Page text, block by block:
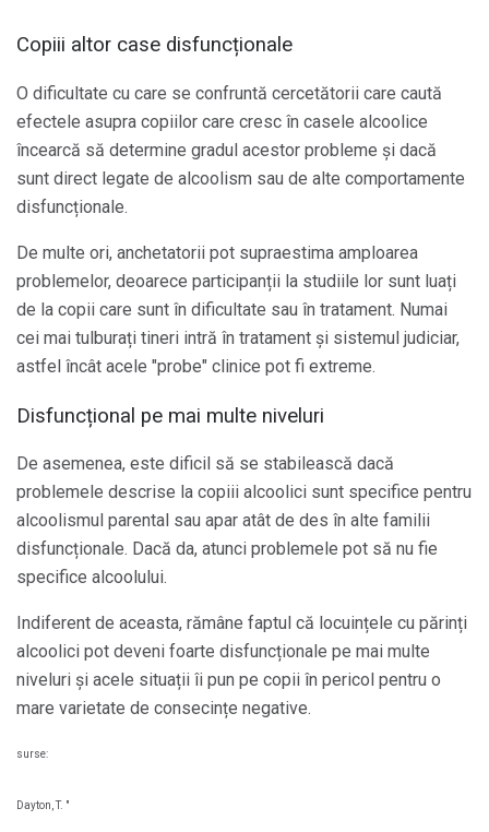
Copiii altor case disfuncționale
O dificultate cu care se confruntă cercetătorii care caută
efectele asupra copiilor care cresc în casele alcoolice
încearcă să determine gradul acestor probleme și dacă
sunt direct legate de alcoolism sau de alte comportamente
disfuncționale.
De multe ori, anchetatorii pot supraestima amploarea
problemelor, deoarece participanții la studiile lor sunt luați
de la copii care sunt în dificultate sau în tratament. Numai
cei mai tulburați tineri intră în tratament și sistemul judiciar,
astfel încât acele "probe" clinice pot fi extreme.
Disfuncțional pe mai multe niveluri
De asemenea, este dificil să se stabilească dacă
problemele descrise la copiii alcoolici sunt specifice pentru
alcoolismul parental sau apar atât de des în alte familii
disfuncționale. Dacă da, atunci problemele pot să nu fie
specifice alcoolului.
Indiferent de aceasta, rămâne faptul că locuințele cu părinți
alcoolici pot deveni foarte disfuncționale pe mai multe
niveluri și acele situații îi pun pe copii în pericol pentru o
mare varietate de consecințe negative.
surse:
Dayton, T. "